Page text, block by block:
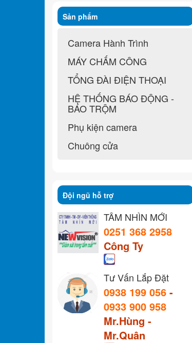
Sản phẩm
Camera Hành Trình
MÁY CHẤM CÔNG
TỔNG ĐÀI ĐIỆN THOẠI
HỆ THỐNG BÁO ĐỘNG -
BÁO TRỘM
Phụ kiện camera
Chuông cửa
Đội ngũ hỗ trợ
TẦM NHÌN MỚI
0251 368 2958
Công Ty
Tư Vấn Lắp Đặt
0938 199 056 -
0933 900 958
Mr.Hùng -
Mr.Quân